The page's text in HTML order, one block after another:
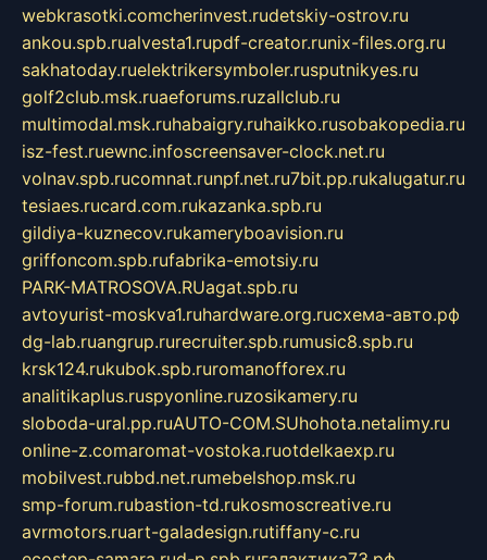
webkrasotki.comcherinvest.rudetskiy-ostrov.ru
ankou.spb.rualvesta1.rupdf-creator.runix-files.org.ru
sakhatoday.ruelektrikersymboler.rusputnikyes.ru
golf2club.msk.ruaeforums.ruzallclub.ru
multimodal.msk.ruhabaigry.ruhaikko.rusobakopedia.ru
isz-fest.ruewnc.infoscreensaver-clock.net.ru
volnav.spb.rucomnat.runpf.net.ru7bit.pp.rukalugatur.ru
tesiaes.rucard.com.rukazanka.spb.ru
gildiya-kuznecov.rukameryboavision.ru
griffoncom.spb.rufabrika-emotsiy.ru
PARK-MATROSOVA.RUagat.spb.ru
avtoyurist-moskva1.ruhardware.org.ruсхема-авто.рф
dg-lab.ruangrup.rurecruiter.spb.rumusic8.spb.ru
krsk124.rukubok.spb.ruromanofforex.ru
analitikaplus.ruspyonline.ruzosikamery.ru
sloboda-ural.pp.ruAUTO-COM.SUhohota.netalimy.ru
online-z.comaromat-vostoka.ruotdelkaexp.ru
mobilvest.rubbd.net.rumebelshop.msk.ru
smp-forum.rubastion-td.rukosmoscreative.ru
avrmotors.ruart-galadesign.rutiffany-c.ru